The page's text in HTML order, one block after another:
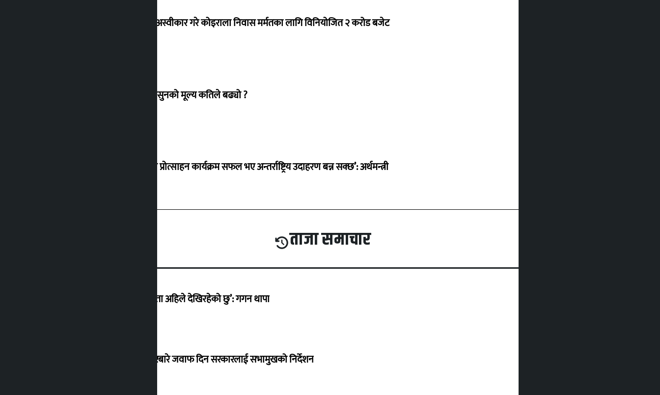
शेखरले अस्वीकार गरे कोइराला निवास मर्मतका लागि विनियोजित २ करोड बजेट
शुक्रबार सुनको मूल्य कतिले बढ्यो ?
‘करदाता प्रोत्साहन कार्यक्रम सफल भए अन्तर्राष्ट्रिय उदाहरण बन्न सक्छ’: अर्थमन्त्री
ताजा समाचार
‘देशमा कहिल्यै नभएको शासकीय अराजकता अहिले देखिरहेको छु’: गगन थापा
सांसद यादवले उठाएको ढल्केबर ट्रमा सेन्टरबारे जवाफ दिन सरकारलाई सभामुखको निर्देशन